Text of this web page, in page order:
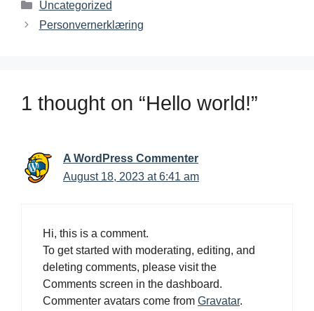
Uncategorized
Personvernerklæring
1 thought on “Hello world!”
A WordPress Commenter
August 18, 2023 at 6:41 am
Hi, this is a comment.
To get started with moderating, editing, and
deleting comments, please visit the
Comments screen in the dashboard.
Commenter avatars come from Gravatar.